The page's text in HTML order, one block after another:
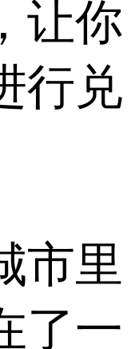
让你
行兑
市里
了一